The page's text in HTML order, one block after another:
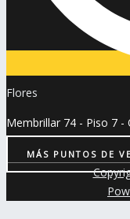
Flores
Membrillar 74 - Piso 7 -
MÁS PUNTOS DE